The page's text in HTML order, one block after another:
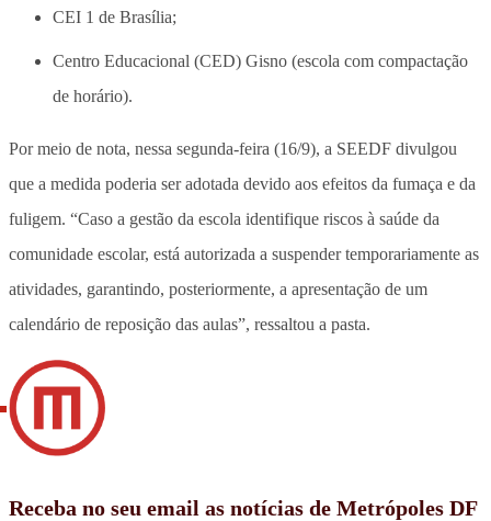
CEI 1 de Brasília;
Centro Educacional (CED) Gisno (escola com compactação
de horário).
Por meio de nota, nessa segunda-feira (16/9), a SEEDF divulgou
que a medida poderia ser adotada devido aos efeitos da fumaça e da
fuligem. “Caso a gestão da escola identifique riscos à saúde da
comunidade escolar, está autorizada a suspender temporariamente as
atividades, garantindo, posteriormente, a apresentação de um
calendário de reposição das aulas”, ressaltou a pasta.
Receba no seu email as notícias de Metrópoles DF